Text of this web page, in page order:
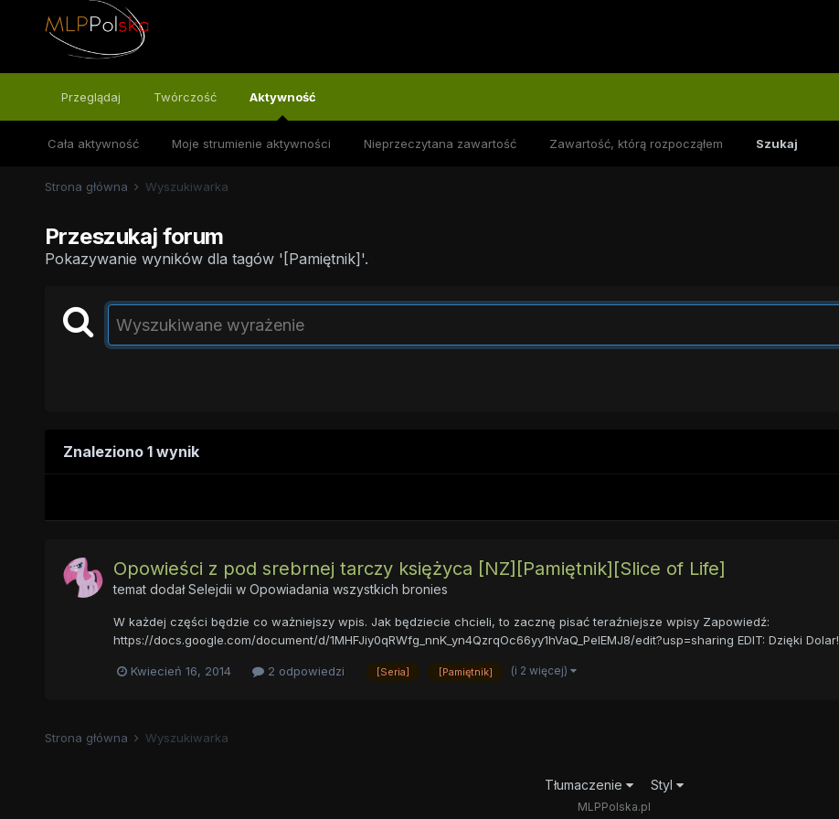
Przeglądaj Twórczość Aktywność
Cała aktywność Moje strumienie aktywności Nieprzeczytana zawartość Zawartość, którą rozpocząłem Szukaj
Strona główna Wyszukiwarka
Przeszukaj forum
Pokazywanie wyników dla tagów '[Pamiętnik]'.
Znaleziono 1 wynik
Opowieści z pod srebrnej tarczy księżyca [NZ][Pamiętnik][Slice of Life]
temat dodałSelejdii w Opowiadania wszystkich bronies
W każdej części będzie co ważniejszy wpis. Jak będziecie chcieli, to zacznę pisać teraźniejsze wpisy Zapowiedź:
https://docs.google.com/document/d/1MHFJiy0qRWfg_nnK_yn4QzrqOc66yy1hVaQ_PelEMJ8/edit?usp=sharing EDIT: Dzięki Dolar!
Kwiecień 16, 2014 2 odpowiedzi [Seria] [Pamiętnik] (i 2 więcej)
Strona główna Wyszukiwarka
Tłumaczenie Styl
MLPPolska.pl